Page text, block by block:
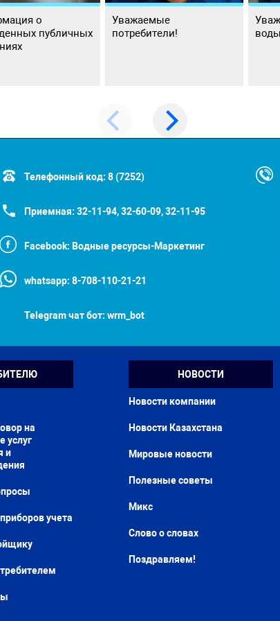
о
публичных
Уважаемые
потребители!
Телефонный код: 8 (7252)
Приемная: 32-11-94, 32-60-09, 32-11-95
Facebook: Водные ресурсы-Маркетинг
whatsapp: 8-708-110-21-21
Telegram чат бот: wrm_bot
на
услуг
и
учета
НОВОСТИ
Новости компании
Новости Казахстана
Мировые новости
Полезные советы
Микс
Слово о словах
Поздравляем!